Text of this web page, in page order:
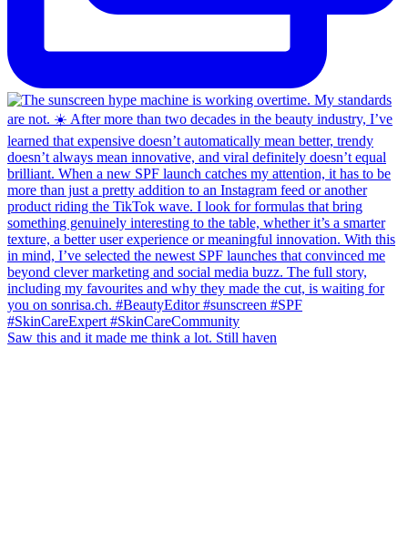
Saw this and it made me think a lot. Still haven